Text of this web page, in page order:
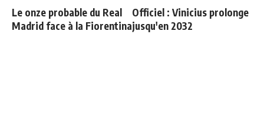
Le onze probable du Real
Madrid face à la Fiorentina
Officiel : Vinicius prolonge
jusqu'en 2032